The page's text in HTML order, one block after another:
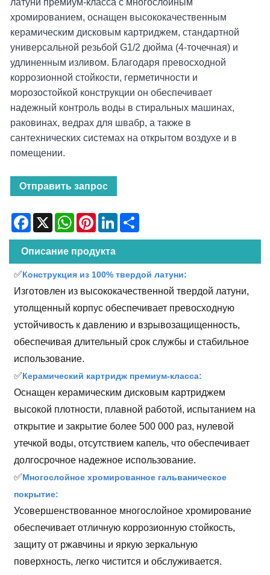
хромированием, оснащен высококачественным
керамическим дисковым картриджем, стандартной
универсальной резьбой G1/2 дюйма (4-точечная) и
удлиненным изливом. Благодаря превосходной
коррозионной стойкости, герметичности и
морозостойкой конструкции он обеспечивает
надежный контроль воды в стиральных машинах,
раковинах, ведрах для швабр, а также в
сантехнических системах на открытом воздухе и в
помещении.
Отправить запрос
Facebook
X WhatsAppPinterestLinkedIn
Описание продукта
✅Конструкция из 100% твердой латуни:
Изготовлен из высококачественной твердой латуни,
утолщенный корпус обеспечивает превосходную
устойчивость к давлению и взрывозащищенность,
обеспечивая длительный срок службы и стабильное
использование.
✅Керамический картридж премиум-класса:
Оснащен керамическим дисковым картриджем
высокой плотности, плавной работой, испытанием на
открытие и закрытие более 500 000 раз, нулевой
утечкой воды, отсутствием капель, что обеспечивает
долгосрочное надежное использование.
✅Многослойное хромированное гальваническое
покрытие:
Усовершенствованное многослойное хромирование
обеспечивает отличную коррозионную стойкость,
защиту от ржавчины и яркую зеркальную
поверхность, легко чистится и обслуживается.